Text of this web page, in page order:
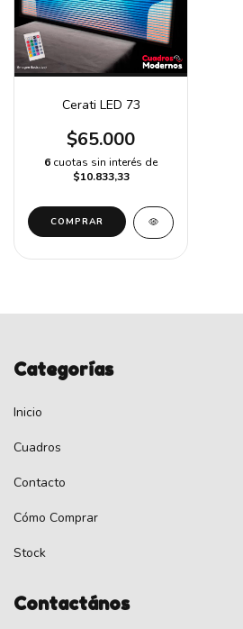
Cerati LED 73
$65.000
6 cuotas sin interés de
$10.833,33
COMPRAR
Categorías
Inicio
Cuadros
Contacto
Cómo Comprar
Stock
Contactános